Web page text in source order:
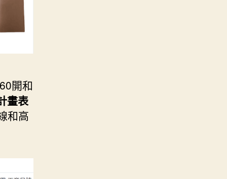
開和
畫表
和高